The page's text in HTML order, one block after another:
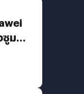
ซูม